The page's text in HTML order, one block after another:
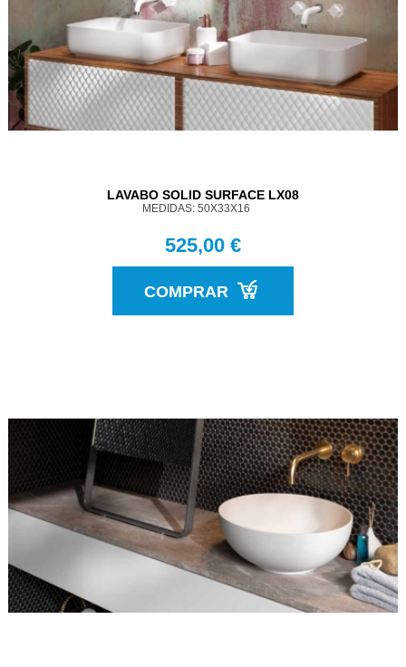
LAVABO SOLID SURFACE LX08
MEDIDAS: 50X33X16
525,00 €
COMPRAR